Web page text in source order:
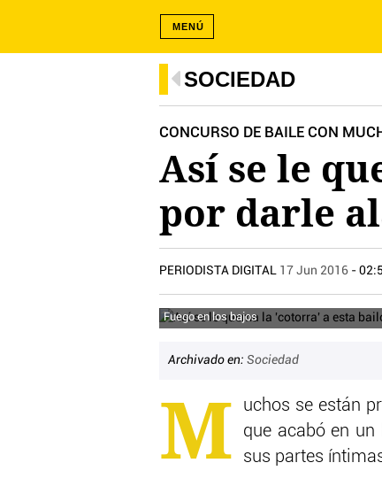
MENÚ
SOCIEDAD
CONCURSO DE BAILE CON
Así se le
por darle
PERIODISTA DIGITAL 17 Jun 2016 -
Fuego en los bajos
Archivado en: Sociedad
M
uchos se están
que acabó en
sus partes